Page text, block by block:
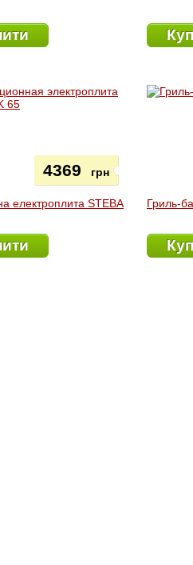
електроплита STEBA
4369 грн
Гриль-